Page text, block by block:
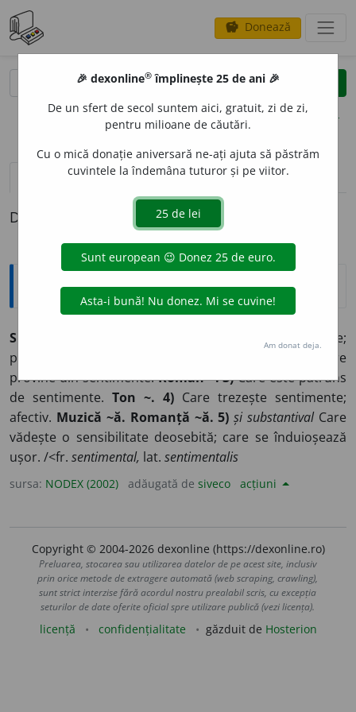
savings Donează
clear
opțiuni
definiții (1) pronunțievolume_up (49)
Definiția cu ID-ul 353124:
Explicative DEX
SENTIMENT
1) Care ține de sentimente;
propriu sentimentelor; afectiv.
2) Care
provine din sentimente.Roman ~. 3)Care este pătruns
de sentimente. Ton ~. 4) Care trezește sentimente;
afectiv. Muzică ~ă. Romanță ~ă. 5) și substantivalCare
vădește o sensibilitate deosebită; care se înduioșează
ușor. /<fr. sentimental, lat. sentimentalis
sursa: NODEX (2002) adăugată de siveco acțiuni
Copyright © 2004-2026 dexonline (https://dexonline.ro)
Preluarea, stocarea sau utilizarea datelor de pe acest site, inclusiv
prin orice metode de extragere automată (web scraping, crawling),
sunt strict interzise fără acordul nostru prealabil scris, cu excepția
seturilor de date oferite oficial spre utilizare publică (vezi licența).
licență confidențialitate găzduit de Hosterion
🎉 dexonline® împlinește 25 de ani 🎉
De un sfert de secol suntem aici, gratuit, zi de zi,
pentru milioane de căutări.
Cu o mică donație aniversară ne-ați ajuta să păstrăm
cuvintele la îndemâna tuturor și pe viitor.
Am donat deja.